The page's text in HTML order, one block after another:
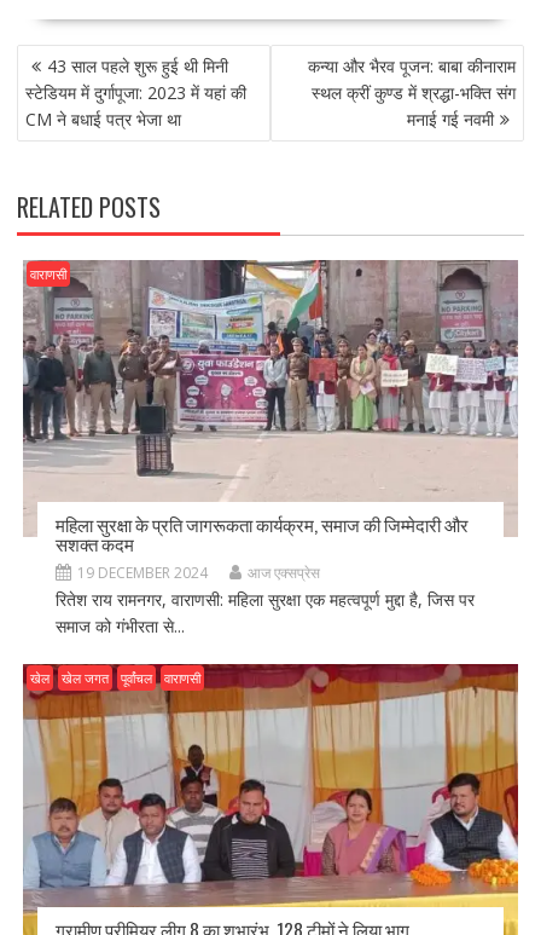
e
b
o
o
k
to
d
o
n
ai
l
ar
POST
NAVIGATION
43 साल पहले शुरू हुई थी मिनी
स्टेडियम में दुर्गापूजा: 2023 में यहां की
CM ने बधाई पत्र भेजा था
कन्या और भैरव पूजन: बाबा कीनाराम
स्थल क्रीं कुण्ड में श्रद्धा-भक्ति संग
मनाई गई नवमी
RELATED POSTS
वाराणसी
महिला सुरक्षा के प्रति जागरूकता कार्यक्रम, समाज की जिम्मेदारी और
सशक्त कदम
19 DECEMBER 2024 आज एक्सप्रेस
रितेश राय रामनगर, वाराणसी: महिला सुरक्षा एक महत्वपूर्ण मुद्दा है, जिस पर
समाज को गंभीरता से...
खेल खेल जगत पूर्वांचल वाराणसी
ग्रामीण प्रीमियर लीग 8 का शुभारंभ, 128 टीमों ने लिया भाग